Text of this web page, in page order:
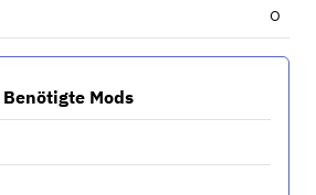
0
Benötigte Mods